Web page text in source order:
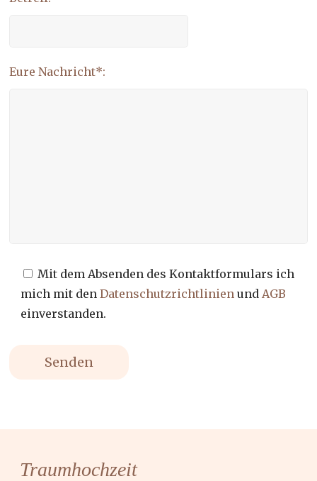
Eure Nachricht*:
Mit dem Absenden des Kontaktformulars ich
mich mit denDatenschutzrichtlinien und AGB
einverstanden.
Traumhochzeit